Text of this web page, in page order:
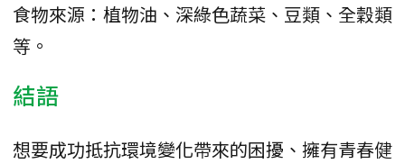
食物來源：植物油、深綠色蔬菜、豆類、全穀類
等。
結語
想要成功抵抗環境變化帶來的困擾、擁有青春健